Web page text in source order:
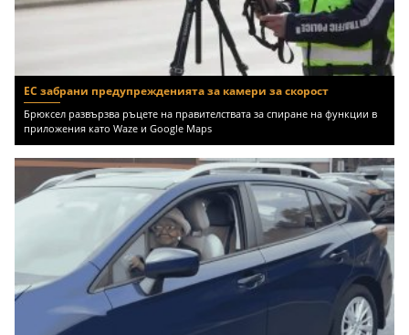
ЕС забрани предупрежденията за камери за скорост
Брюксел развързва ръцете на правителствата за спиране на функции в
приложения като Waze и Google Maps